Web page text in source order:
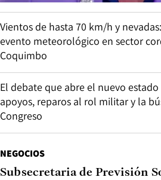
Vientos de hasta 70 km/h y
evento meteorológico en sector
Coquimbo
El debate que abre el nuevo
apoyos, reparos al rol militar y la
Congreso
NEGOCIOS
Subsecretaria de Previsión